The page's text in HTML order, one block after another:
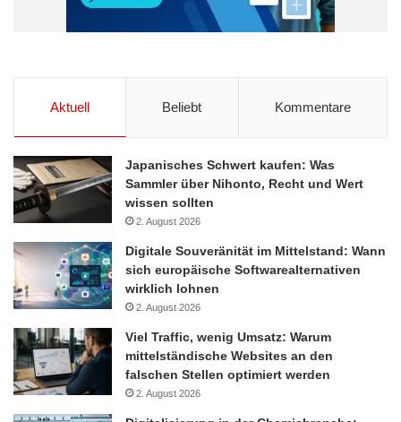
Unternehmen
Aktuell Beliebt Kommentare
Japanisches Schwert kaufen: Was
Sammler über Nihonto, Recht und Wert
wissen sollten
2. August 2026
Digitale Souveränität im Mittelstand: Wann
sich europäische Softwarealternativen
wirklich lohnen
2. August 2026
Viel Traffic, wenig Umsatz: Warum
mittelständische Websites an den
falschen Stellen optimiert werden
2. August 2026